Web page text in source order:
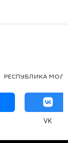
РЕСПУБЛИКА
VK